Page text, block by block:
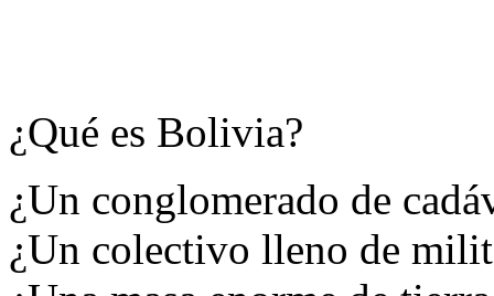
¿Qué es Bolivia?
¿Un conglomerado de
¿Un colectivo lleno de